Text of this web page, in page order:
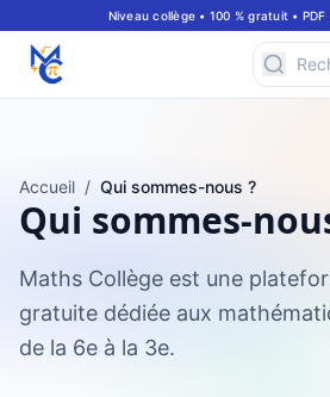
Niveau collège • 100 % gratuit •
Accueil / Qui sommes-nous ?
Qui sommes-
Maths Collège est une
gratuite dédiée aux
de la 6e à la 3e.